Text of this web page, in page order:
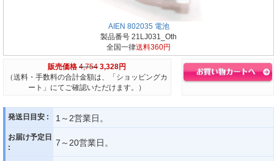
AIEN 802035 電池
製品番号 21LJ031_Oth
全国一律送料360円
販売価格 4,754 3,328円
（送料・手数料の合計金額は、「ショッピングカ
ート」にてご確認いただけます。）
発送日目安 : 1～2営業日。
お届け予定日
:
7～20営業日。